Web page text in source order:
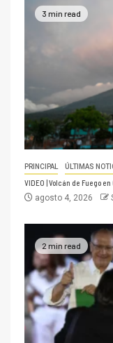
3 min read
PRINCIPAL ÚLTIMAS
VIDEO | Volcán de Fuego
agosto 4, 2026
2 min read